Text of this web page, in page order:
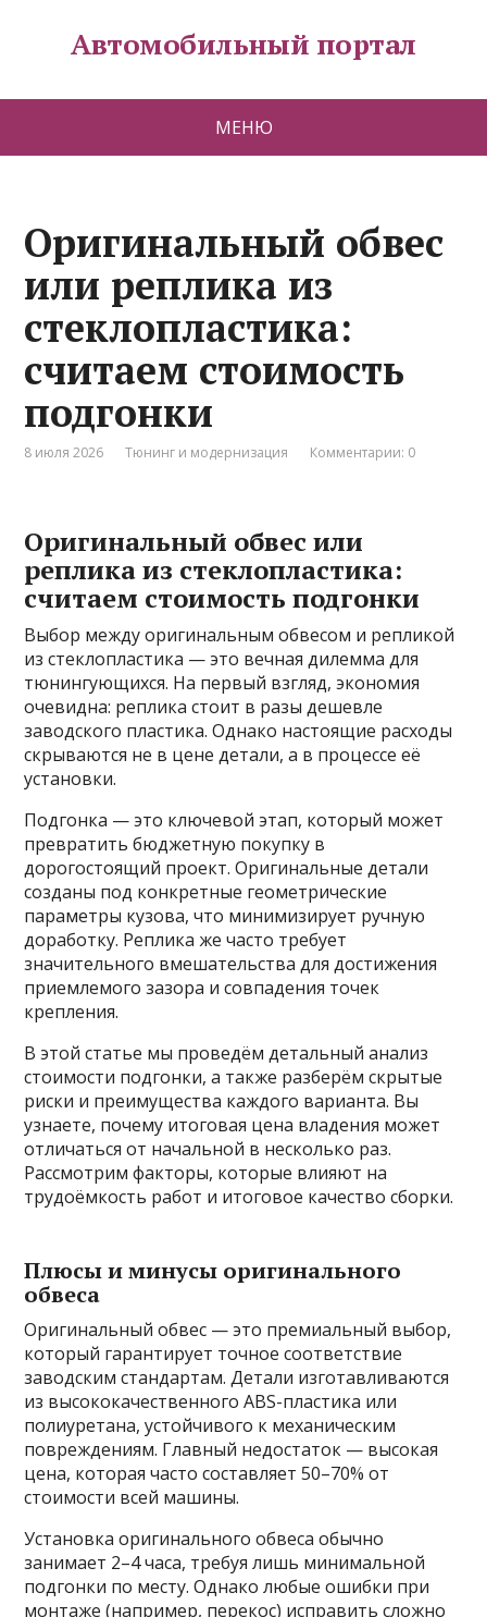
Автомобильный портал
МЕНЮ
Оригинальный обвес
или реплика из
стеклопластика:
считаем стоимость
подгонки
8 июля 2026 Тюнинг и модернизация Комментарии: 0
Оригинальный обвес или
реплика из стеклопластика:
считаем стоимость подгонки
Выбор между оригинальным обвесом и репликой
из стеклопластика — это вечная дилемма для
тюнингующихся. На первый взгляд, экономия
очевидна: реплика стоит в разы дешевле
заводского пластика. Однако настоящие расходы
скрываются не в цене детали, а в процессе её
установки.
Подгонка — это ключевой этап, который может
превратить бюджетную покупку в
дорогостоящий проект. Оригинальные детали
созданы под конкретные геометрические
параметры кузова, что минимизирует ручную
доработку. Реплика же часто требует
значительного вмешательства для достижения
приемлемого зазора и совпадения точек
крепления.
В этой статье мы проведём детальный анализ
стоимости подгонки, а также разберём скрытые
риски и преимущества каждого варианта. Вы
узнаете, почему итоговая цена владения может
отличаться от начальной в несколько раз.
Рассмотрим факторы, которые влияют на
трудоёмкость работ и итоговое качество сборки.
Плюсы и минусы оригинального
обвеса
Оригинальный обвес — это премиальный выбор,
который гарантирует точное соответствие
заводским стандартам. Детали изготавливаются
из высококачественного ABS-пластика или
полиуретана, устойчивого к механическим
повреждениям. Главный недостаток — высокая
цена, которая часто составляет 50–70% от
стоимости всей машины.
Установка оригинального обвеса обычно
занимает 2–4 часа, требуя лишь минимальной
подгонки по месту. Однако любые ошибки при
монтаже (например, перекос) исправить сложно